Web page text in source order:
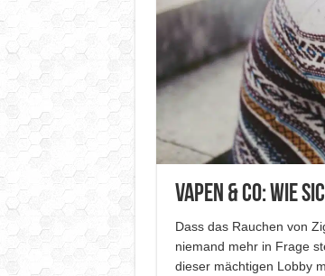
Vapen & Co: Wie
Dass das Rauchen von
niemand mehr in Frage
dieser mächtigen Lobby